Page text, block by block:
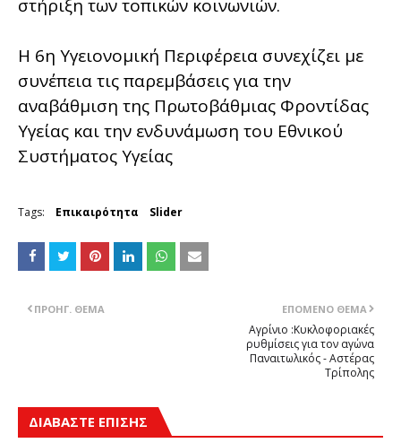
στήριξη των τοπικών κοινωνιών.
Η 6η Υγειονομική Περιφέρεια συνεχίζει με
συνέπεια τις παρεμβάσεις για την
αναβάθμιση της Πρωτοβάθμιας Φροντίδας
Υγείας και την ενδυνάμωση του Εθνικού
Συστήματος Υγείας
Tags: Επικαιρότητα Slider
ΕΠΌΜΕΝΟ ΘΈΜΑ
Αγρίνιο :Κυκλοφοριακές
ρυθμίσεις για τον αγώνα
Παναιτωλικός - Αστέρας
Τρίπολης
ΠΡΟΗΓ. ΘΈΜΑ
ΔΙΑΒΑΣΤΕ ΕΠΙΣΗΣ